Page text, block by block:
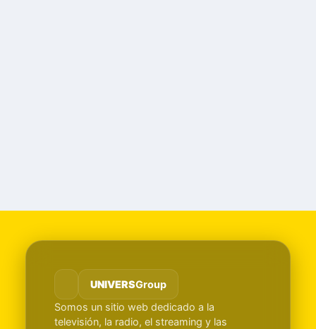
UNIVERSGroup
Somos un sitio web dedicado a la
televisión, la radio, el streaming y las